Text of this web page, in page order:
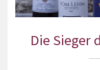
Die Sieger